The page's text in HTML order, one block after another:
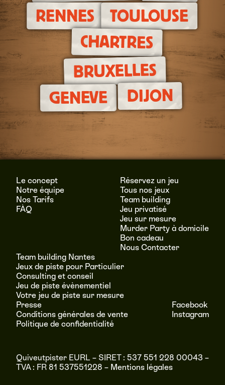
RENNES TOULOUSE
CHARTRES
BRUXELLES
GENEVE DIJON
RÉSERVER
Le concept
Notre équipe
Nos Tarifs
FÀQ
Réservez un jeu
Tous nos jeux
Team building
Jeu privatisé
Jeu sur mesure
Murder Party à domicile
Bon cadeau
Nous Contacter
Team building Nantes
Jeux de piste pour Particulier
Consulting et conseil
Jeu de piste évènementiel
Votre jeu de piste sur mesure
Presse
Conditions générales de vente
Politique de confidentialité
Facebook
Instagram
Quiveutpister EURL – SIRET : 537 551 228 00043 –
TVA : FR 81 537551228 – Mentions légales